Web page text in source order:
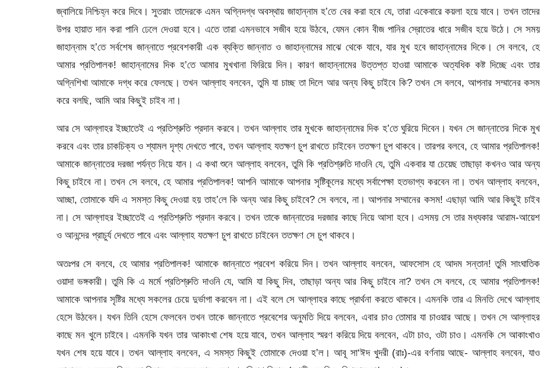
জ্বালিয়ে নিশ্চিহ্ন করে দিবে। সুতরাং তাদেরকে এমন অগ্নিদগ্ধ অবস্থায় জাহান্নাম হ’তে বের করা হবে যে, তারা একেবারে কয়লা হয়ে যাবে। তখন তাদের
উপর হায়াত দান করা পানি ঢেলে দেওয়া হবে। এতে তারা এমনভাবে সজীব হয়ে উঠবে, যেমন কোন বীজ পানির স্রোতের ধারে সজীব হয়ে উঠে। সে সময়
জাহান্নাম হ’তে সর্বশেষ জান্নাতে প্রবেশকারী এক ব্যক্তি জান্নাত ও জাহান্নামের মাঝে থেকে যাবে, যার মুখ হবে জাহান্নামের দিকে। সে বলবে, হে
আমার প্রতিপালক! জাহান্নামের দিক হ’তে আমার মুখখানা ফিরিয়ে দিন। কারণ জাহান্নামের উত্তপ্ত হাওয়া আমাকে অত্যধিক কষ্ট দিচ্ছে এবং তার
অগ্নিশিখা আমাকে দগ্ধ করে ফেলছে। তখন আল্লাহ বলবেন, তুমি যা চাচ্ছ তা দিলে আর অন্য কিছু চাইবে কি? তখন সে বলবে, আপনার সম্মানের কসম
করে বলছি, আমি আর কিছুই চাইব না।
আর সে আল্লাহর ইচ্ছাতেই এ প্রতিশ্রুতি প্রদান করবে। তখন আল্লাহ তার মুখকে জাহান্নামের দিক হ’তে ঘুরিয়ে দিবেন। যখন সে জান্নাতের দিকে মুখ
করবে এবং তার চাকচিক্য ও শ্যামল দৃশ্য দেখতে পাবে, তখন আল্লাহ যতক্ষণ চুপ রাখতে চাইবেন ততক্ষণ চুপ থাকবে। তারপর বলবে, হে আমার প্রতিপালক!
আমাকে জান্নাতের দরজা পর্যন্ত নিয়ে যান। এ কথা শুনে আল্লাহ বলবেন, তুমি কি প্রতিশ্রুতি দাওনি যে, তুমি একবার যা চেয়েছ তাছাড়া কখনও আর অন্য
কিছু চাইবে না। তখন সে বলবে, হে আমার প্রতিপালক! আপনি আমাকে আপনার সৃষ্টিকূলের মধ্যে সর্বাপেক্ষা হতভাগ্য করবেন না। তখন আল্লাহ বলবেন,
আচ্ছা, তোমাকে যদি এ সমস্ত কিছু দেওয়া হয় তাহ’লে কি অন্য আর কিছু চাইবে? সে বলবে, না। আপনার সম্মানের কসম! এছাড়া আমি আর কিছুই চাইব
না। সে আল্লাহর ইচ্ছাতেই এ প্রতিশ্রুতি প্রদান করবে। তখন তাকে জান্নাতের দরজার কাছে নিয়ে আসা হবে। এসময় সে তার মধ্যকার আরাম-আয়েশ
ও আনন্দের প্রাচুর্য দেখতে পাবে এবং আল্লাহ যতক্ষণ চুপ রাখতে চাইবেন ততক্ষণ সে চুপ থাকবে।
অতঃপর সে বলবে, হে আমার প্রতিপালক! আমাকে জান্নাতে প্রবেশ করিয়ে দিন। তখন আল্লাহ বলবেন, আফসোস হে আদম সন্তান! তুমি সাংঘাতিক
ওয়াদা ভঙ্গকারী। তুমি কি এ মর্মে প্রতিশ্রুতি দাওনি যে, আমি যা কিছু দিব, তাছাড়া অন্য আর কিছু চাইবে না? তখন সে বলবে, হে আমার প্রতিপালক!
আমাকে আপনার সৃষ্টির মধ্যে সকলের চেয়ে দুর্ভাগা করবেন না। এই বলে সে আল্লাহর কাছে প্রার্থনা করতে থাকবে। এমনকি তার এ মিনতি দেখে আল্লাহ
হেসে উঠবেন। যখন তিনি হেসে ফেলবেন তখন তাকে জান্নাতে প্রবেশের অনুমতি দিয়ে বলবেন, এবার চাও তোমার যা চাওয়ার আছে। তখন সে আল্লাহর
কাছে মন খুলে চাইবে। এমনকি যখন তার আকাংখা শেষ হয়ে যাবে, তখন আল্লাহ স্মরণ করিয়ে দিয়ে বলবেন, এটা চাও, ওটা চাও। এমনকি সে আকাংখাও
যখন শেষ হয়ে যাবে। তখন আল্লাহ বলবেন, এ সমস্ত কিছুই তোমাকে দেওয়া হ’ল। আবূ সা‘ঈদ খুদরী (রাঃ)-এর বর্ণনায় আছে- আল্লাহ বলবেন, যাও